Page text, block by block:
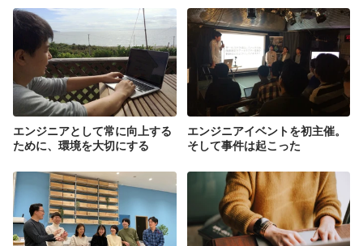
エンジニアとして常に向上する
ために、環境を大切にする
エンジニアイベントを初主催。
そして事件は起こった